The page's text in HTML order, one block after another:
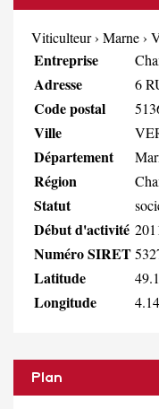
Viticulteur› Marne›
Entreprise
Adresse 6
Code postal
Ville
Département
Région
Statut
Début d'activité
Numéro SIRET
Latitude
Longitude
Plan